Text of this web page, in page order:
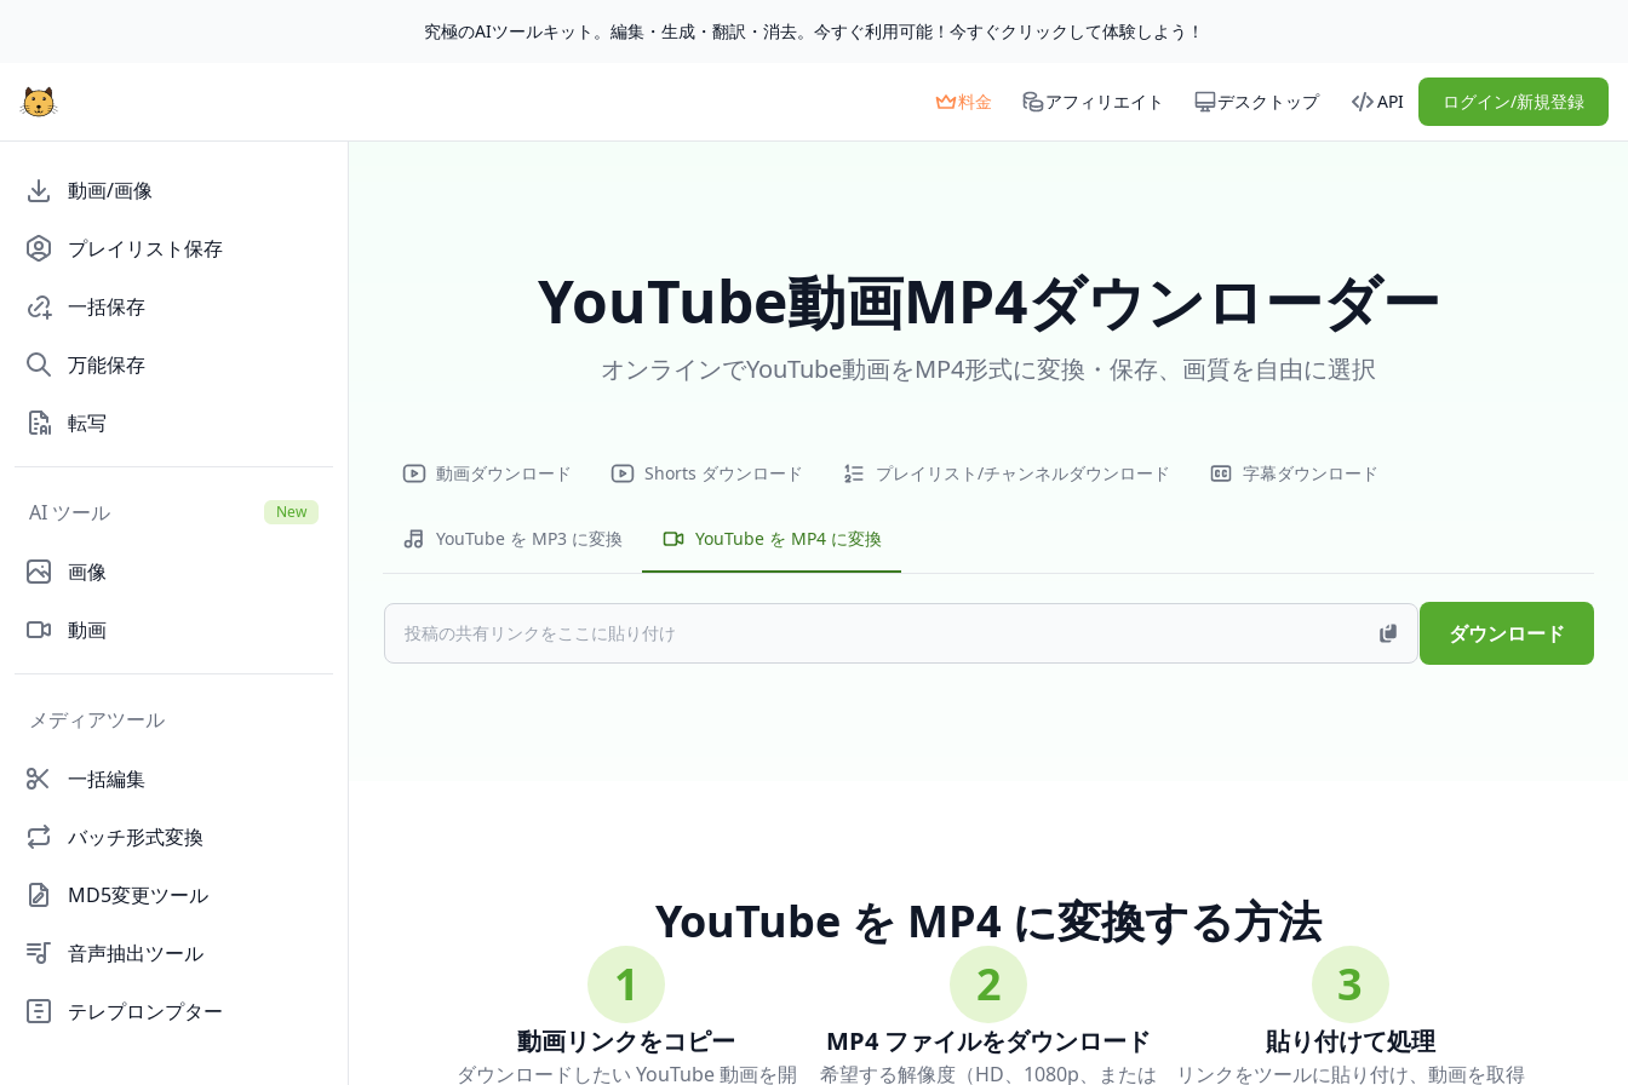
究極のAIツールキット。編集・生成・翻訳・消去。今すぐ利用可能！今すぐクリックして体験しよう！
料金 アフィリエイト デスクトップ API ログイン/新規登録
動画/画像
プレイリスト保存
一括保存
万能保存
転写
AI ツール New
画像
動画
メディアツール
一括編集
バッチ形式変換
MD5変更ツール
音声抽出ツール
テレプロンプター
YouTube動画MP4ダウンローダー
オンラインでYouTube動画をMP4形式に変換・保存、画質を自由に選択
動画ダウンロード Shorts ダウンロード プレイリスト/チャンネルダウンロード 字幕ダウンロード
YouTube を MP3 に変換 YouTube を MP4 に変換
ダウンロード
YouTube を MP4 に変換する方法
1
動画リンクをコピー
ダウンロードしたい YouTube 動画を開
2
MP4 ファイルをダウンロード
希望する解像度（HD、1080p、または
3
貼り付けて処理
リンクをツールに貼り付け、動画を取得